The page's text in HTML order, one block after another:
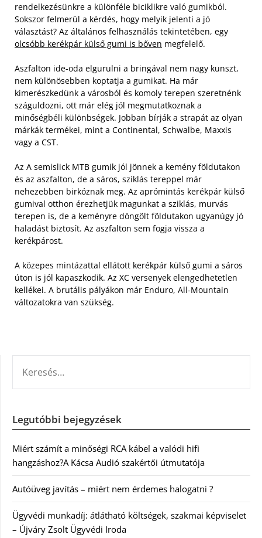
rendelkezésünkre a különféle biciklikre való gumikból.
Sokszor felmerül a kérdés, hogy melyik jelenti a jó
választást? Az általános felhasználás tekintetében, egy
olcsóbb kerékpár külső gumi is bőven megfelelő.
Aszfalton ide-oda elgurulni a bringával nem nagy kunszt,
nem különösebben koptatja a gumikat. Ha már
kimerészkedünk a városból és komoly terepen szeretnénk
száguldozni, ott már elég jól megmutatkoznak a
minőségbéli különbségek. Jobban bírják a strapát az olyan
márkák termékei, mint a Continental, Schwalbe, Maxxis
vagy a CST.
Az A semislick MTB gumik jól jönnek a kemény földutakon
és az aszfalton, de a sáros, sziklás tereppel már
nehezebben birkóznak meg. Az aprómintás kerékpár külső
gumival otthon érezhetjük magunkat a sziklás, murvás
terepen is, de a keményre döngölt földutakon ugyanúgy jó
haladást biztosít. Az aszfalton sem fogja vissza a
kerékpárost.
A közepes mintázattal ellátott kerékpár külső gumi a sáros
úton is jól kapaszkodik. Az XC versenyek elengedhetetlen
kellékei. A brutális pályákon már Enduro, All-Mountain
változatokra van szükség.
Legutóbbi bejegyzések
Miért számít a minőségi RCA kábel a valódi hifi
hangzáshoz?A Kácsa Audió szakértői útmutatója
Autóüveg javítás – miért nem érdemes halogatni ?
Ügyvédi munkadíj: átlátható költségek, szakmai képviselet
– Újváry Zsolt Ügyvédi Iroda